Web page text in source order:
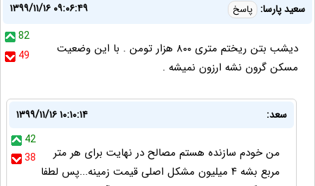
سعید پارسا: پاسخ
۱۳۹۹/۱۱/۱۶ ۰۹:۰۶:۴۹
82
49
دیشب بتن ریختم متری ۸۰۰ هزار تومن . با این وضعیت
مسکن گرون نشه ارزون نمیشه .
سعد:
۱۳۹۹/۱۱/۱۶ ۱۰:۱۰:۱۴
42
38
من خودم سازنده هستم مصالح در نهایت برای هر متر
مربع بشه ۴ میلیون مشکل اصلی قیمت زمینه...پس لطفا